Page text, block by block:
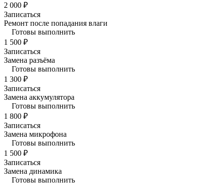
2 000 ₽
Записаться
Ремонт после попадания влаги
Готовы выполнить
1 500 ₽
Записаться
Замена разъёма
Готовы выполнить
1 300 ₽
Записаться
Замена аккумулятора
Готовы выполнить
1 800 ₽
Записаться
Замена микрофона
Готовы выполнить
1 500 ₽
Записаться
Замена динамика
Готовы выполнить